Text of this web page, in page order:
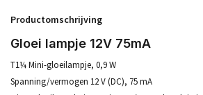
Productomschrijving
Gloei lampje 12V 75mA
T1¼ Mini-gloeilampje, 0,9 W
Spanning/vermogen 12 V (DC), 75 mA